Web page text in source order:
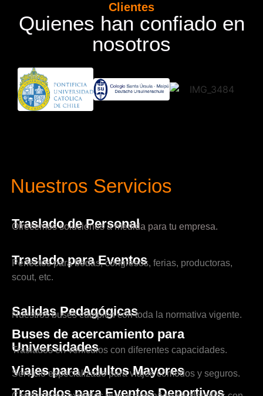
Clientes
Quienes han confiado en
nosotros
Nuestros Servicios
Traslado de Personal
Ofrecemos soluciones a medida para tu empresa.
Traslado para Eventos
Perfectos para bodas, congresos, ferias, productoras,
scout, etc.
Salidas Pedagógicas
Nuestros buses cumplen con toda la normativa vigente.
Buses de acercamiento para
Universidades
Traslados en vehículos con diferentes capacidades.
Viajes para Adultos Mayores
Servicio especializado para viajes cómodos y seguros.
Traslados para Eventos Deportivos